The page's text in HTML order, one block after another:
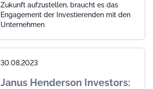
Zukunft aufzustellen, braucht es das
Engagement der Investierenden mit den
Unternehmen
30.08.2023
Janus Henderson Investors: